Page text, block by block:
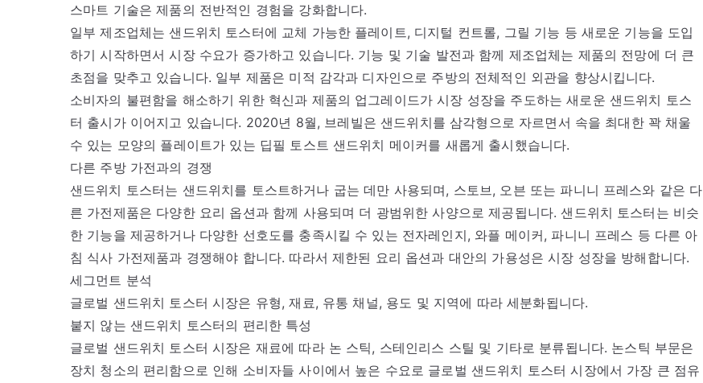
스마트 기술은 제품의 전반적인 경험을 강화합니다.
일부 제조업체는 샌드위치 토스터에 교체 가능한 플레이트, 디지털 컨트롤, 그릴 기능 등 새로운 기능을 도입
하기 시작하면서 시장 수요가 증가하고 있습니다. 기능 및 기술 발전과 함께 제조업체는 제품의 전망에 더 큰
초점을 맞추고 있습니다. 일부 제품은 미적 감각과 디자인으로 주방의 전체적인 외관을 향상시킵니다.
소비자의 불편함을 해소하기 위한 혁신과 제품의 업그레이드가 시장 성장을 주도하는 새로운 샌드위치 토스
터 출시가 이어지고 있습니다. 2020년 8월, 브레빌은 샌드위치를 삼각형으로 자르면서 속을 최대한 꽉 채울
수 있는 모양의 플레이트가 있는 딥필 토스트 샌드위치 메이커를 새롭게 출시했습니다.
다른 주방 가전과의 경쟁
샌드위치 토스터는 샌드위치를 토스트하거나 굽는 데만 사용되며, 스토브, 오븐 또는 파니니 프레스와 같은 다
른 가전제품은 다양한 요리 옵션과 함께 사용되며 더 광범위한 사양으로 제공됩니다. 샌드위치 토스터는 비슷
한 기능을 제공하거나 다양한 선호도를 충족시킬 수 있는 전자레인지, 와플 메이커, 파니니 프레스 등 다른 아
침 식사 가전제품과 경쟁해야 합니다. 따라서 제한된 요리 옵션과 대안의 가용성은 시장 성장을 방해합니다.
세그먼트 분석
글로벌 샌드위치 토스터 시장은 유형, 재료, 유통 채널, 용도 및 지역에 따라 세분화됩니다.
붙지 않는 샌드위치 토스터의 편리한 특성
글로벌 샌드위치 토스터 시장은 재료에 따라 논 스틱, 스테인리스 스틸 및 기타로 분류됩니다. 논스틱 부문은
장치 청소의 편리함으로 인해 소비자들 사이에서 높은 수요로 글로벌 샌드위치 토스터 시장에서 가장 큰 점유